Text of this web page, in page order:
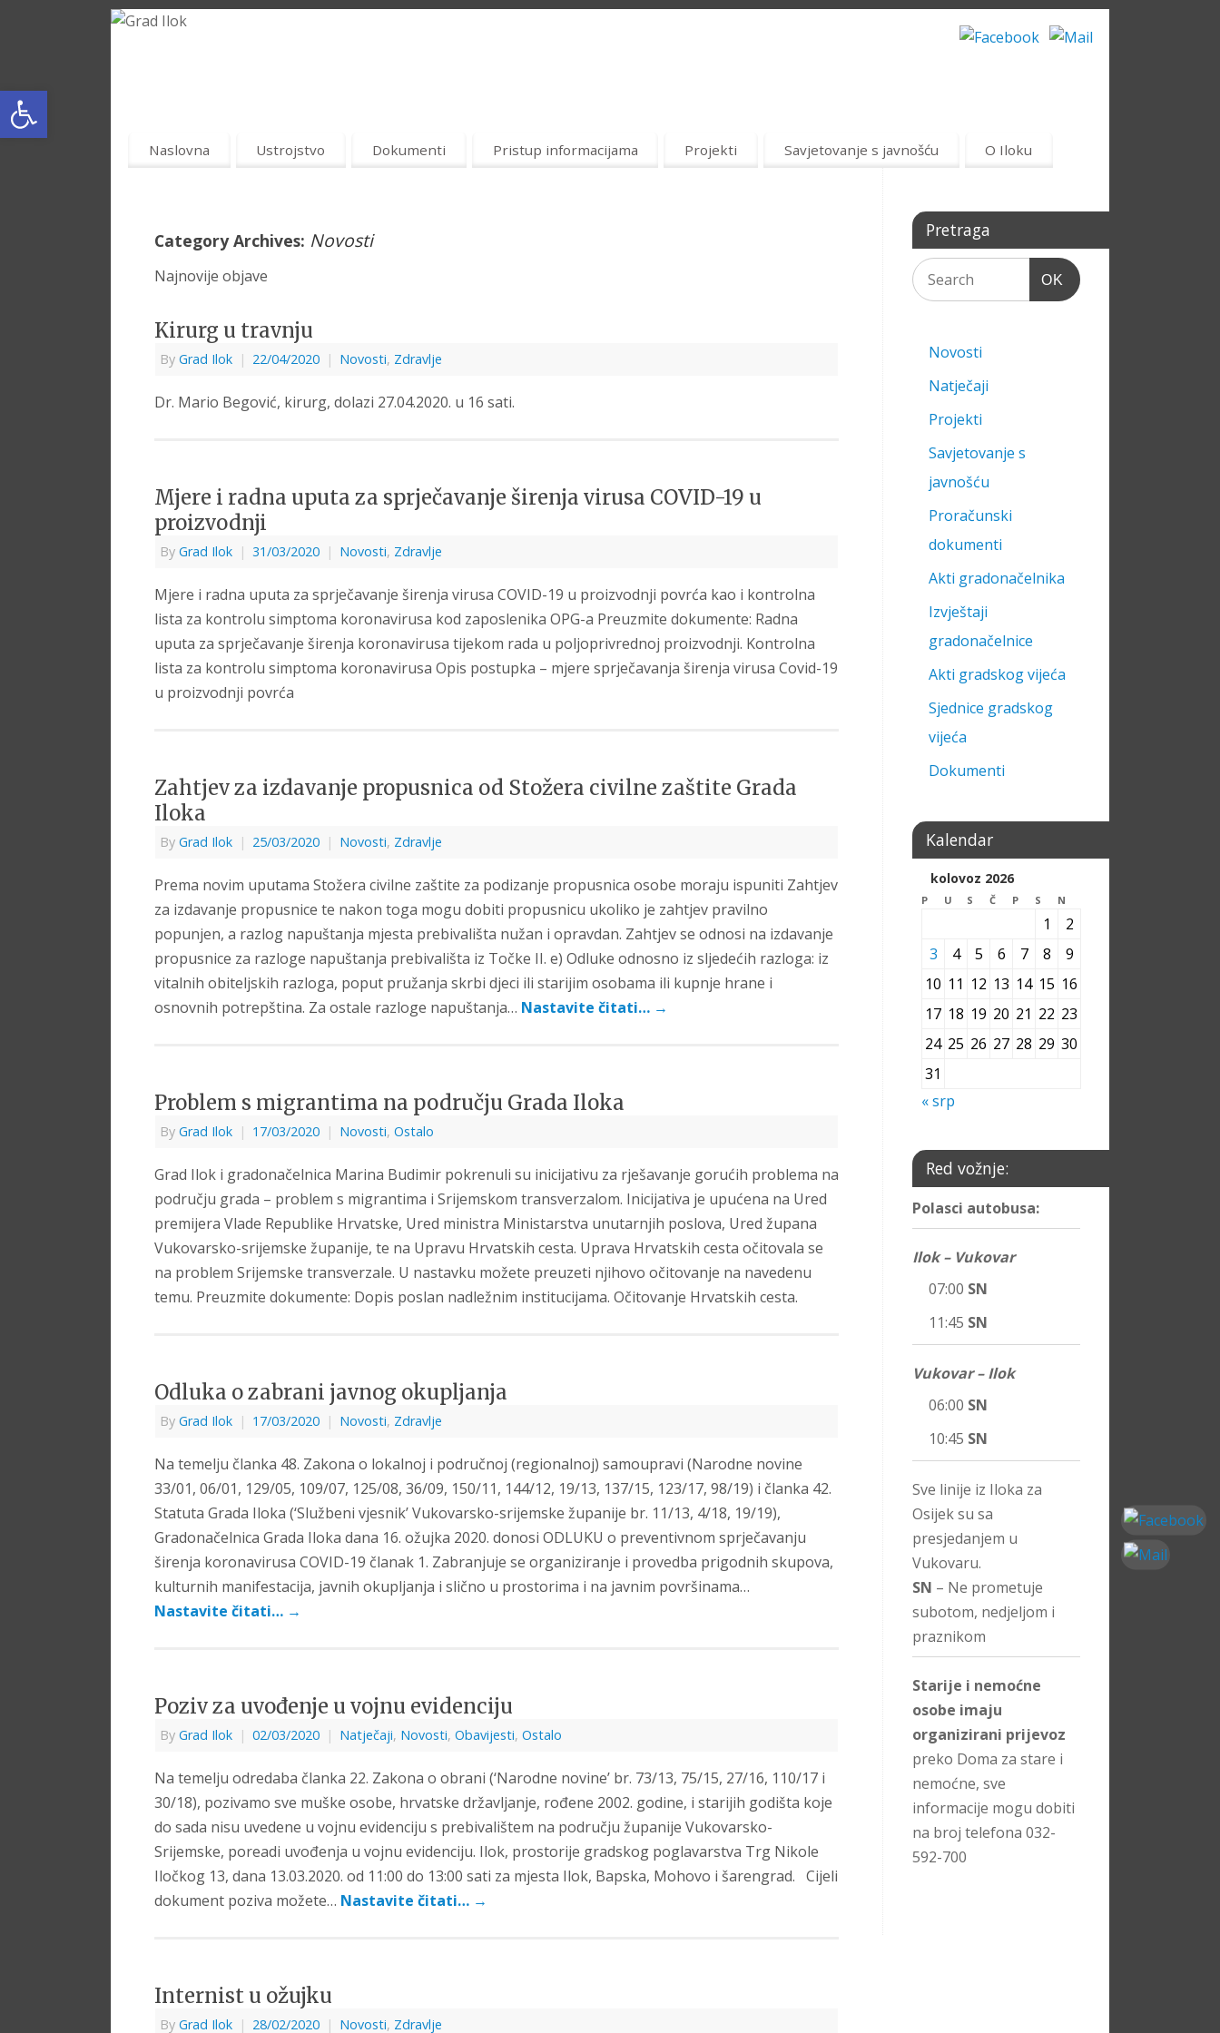
Open toolbar
Naslovna Ustrojstvo Dokumenti Pristup informacijama Projekti Savjetovanje s javnošću O Iloku
Category Archives: Novosti
Najnovije objave
Kirurg u travnju
By Grad Ilok | 22/04/2020 | Novosti, Zdravlje
Dr. Mario Begović, kirurg, dolazi 27.04.2020. u 16 sati.
Mjere i radna uputa za sprječavanje širenja virusa COVID-19 u
proizvodnji
By Grad Ilok | 31/03/2020 | Novosti, Zdravlje
Mjere i radna uputa za sprječavanje širenja virusa COVID-19 u proizvodnji povrća kao i kontrolna
lista za kontrolu simptoma koronavirusa kod zaposlenika OPG-a Preuzmite dokumente: Radna
uputa za sprječavanje širenja koronavirusa tijekom rada u poljoprivrednoj proizvodnji. Kontrolna
lista za kontrolu simptoma koronavirusa Opis postupka – mjere sprječavanja širenja virusa Covid-19
u proizvodnji povrća
Zahtjev za izdavanje propusnica od Stožera civilne zaštite Grada
Iloka
By Grad Ilok | 25/03/2020 | Novosti, Zdravlje
Prema novim uputama Stožera civilne zaštite za podizanje propusnica osobe moraju ispuniti Zahtjev
za izdavanje propusnice te nakon toga mogu dobiti propusnicu ukoliko je zahtjev pravilno
popunjen, a razlog napuštanja mjesta prebivališta nužan i opravdan. Zahtjev se odnosi na izdavanje
propusnice za razloge napuštanja prebivališta iz Točke II. e) Odluke odnosno iz sljedećih razloga: iz
vitalnih obiteljskih razloga, poput pružanja skrbi djeci ili starijim osobama ili kupnje hrane i
osnovnih potrepština. Za ostale razloge napuštanja… Nastavite čitati… →
Problem s migrantima na području Grada Iloka
By Grad Ilok | 17/03/2020 | Novosti, Ostalo
Grad Ilok i gradonačelnica Marina Budimir pokrenuli su inicijativu za rješavanje gorućih problema na
području grada – problem s migrantima i Srijemskom transverzalom. Inicijativa je upućena na Ured
premijera Vlade Republike Hrvatske, Ured ministra Ministarstva unutarnjih poslova, Ured župana
Vukovarsko-srijemske županije, te na Upravu Hrvatskih cesta. Uprava Hrvatskih cesta očitovala se
na problem Srijemske transverzale. U nastavku možete preuzeti njihovo očitovanje na navedenu
temu. Preuzmite dokumente: Dopis poslan nadležnim institucijama. Očitovanje Hrvatskih cesta.
Odluka o zabrani javnog okupljanja
By Grad Ilok | 17/03/2020 | Novosti, Zdravlje
Na temelju članka 48. Zakona o lokalnoj i područnoj (regionalnoj) samoupravi (Narodne novine
33/01, 06/01, 129/05, 109/07, 125/08, 36/09, 150/11, 144/12, 19/13, 137/15, 123/17, 98/19) i članka 42.
Statuta Grada Iloka (‘Službeni vjesnik’ Vukovarsko-srijemske županije br. 11/13, 4/18, 19/19),
Gradonačelnica Grada Iloka dana 16. ožujka 2020. donosi ODLUKU o preventivnom sprječavanju
širenja koronavirusa COVID-19 članak 1. Zabranjuje se organiziranje i provedba prigodnih skupova,
kulturnih manifestacija, javnih okupljanja i slično u prostorima i na javnim površinama…
Nastavite čitati… →
Poziv za uvođenje u vojnu evidenciju
By Grad Ilok | 02/03/2020 | Natječaji, Novosti, Obavijesti, Ostalo
Na temelju odredaba članka 22. Zakona o obrani (‘Narodne novine’ br. 73/13, 75/15, 27/16, 110/17 i
30/18), pozivamo sve muške osobe, hrvatske državljanje, rođene 2002. godine, i starijih godišta koje
do sada nisu uvedene u vojnu evidenciju s prebivalištem na području županije Vukovarsko-
Srijemske, poreadi uvođenja u vojnu evidenciju. Ilok, prostorije gradskog poglavarstva Trg Nikole
Iločkog 13, dana 13.03.2020. od 11:00 do 13:00 sati za mjesta Ilok, Bapska, Mohovo i šarengrad. Cijeli
dokument poziva možete… Nastavite čitati… →
Internist u ožujku
By Grad Ilok | 28/02/2020 | Novosti, Zdravlje
Pretraga
OK
Novosti
Natječaji
Projekti
Savjetovanje s
javnošću
Proračunski
dokumenti
Akti gradonačelnika
Izvještaji
gradonačelnice
Akti gradskog vijeća
Sjednice gradskog
vijeća
Dokumenti
Kalendar
kolovoz 2026
P U S Č P S N
1
2
3
4 5 6 7 8
9
10 11 12 13 14 15 16
17 18 19 20 21 22 23
24 25 26 27 28 29 30
31
« srp
Red vožnje:
Polasci autobusa:
Ilok – Vukovar
07:00 SN
11:45 SN
Vukovar – Ilok
06:00 SN
10:45 SN
Sve linije iz Iloka za
Osijek su sa
presjedanjem u
Vukovaru.
SN – Ne prometuje
subotom, nedjeljom i
praznikom
Starije i nemoćne
osobe imaju
organizirani prijevoz
preko Doma za stare i
nemoćne, sve
informacije mogu dobiti
na broj telefona 032-
592-700